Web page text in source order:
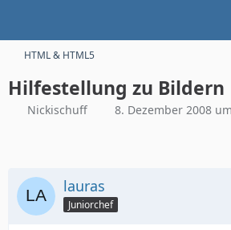
HTML & HTML5
Hilfestellung zu Bildern
Nickischuff 8. Dezember 2008
lauras
Juniorchef